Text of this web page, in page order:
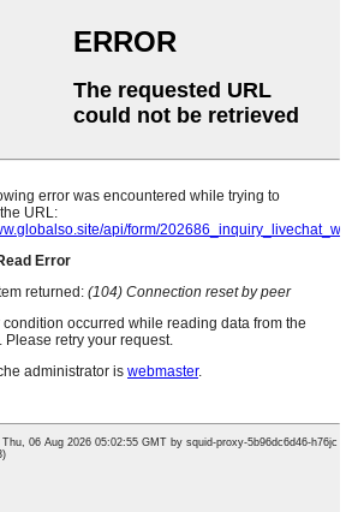
Swahili
Tajik
Telugu
Ukrainian
Urdu
Welsh
Xhosa
Yiddish
Tatar
Oriya